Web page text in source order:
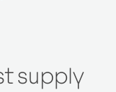
supply